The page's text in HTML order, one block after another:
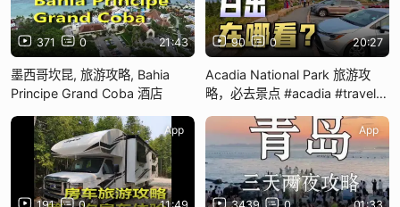
371 0 21:43
墨西哥坎昆, 旅游攻略, Bahia
Principe Grand Coba 酒店
90 0 20:27
Acadia National Park 旅游攻
略，必去景点 #acadia #travel #
App App